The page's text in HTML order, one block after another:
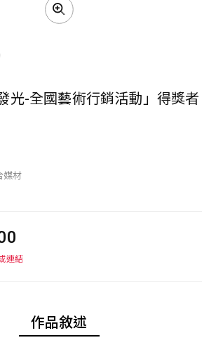
光-全國藝術行銷活動」得獎者
媒材
連結
作品敘述